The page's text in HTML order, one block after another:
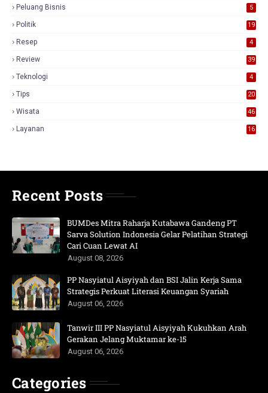
Peluang Bisnis 5
Politik 19
Resep 4
Review
39
Teknologi 4
Tips 20
Wisata 46
Layanan 16
Recent Posts
BUMDes Mitra Raharja Kutabawa Gandeng PT
Sarva Solution Indonesia Gelar Pelatihan Strategi
Cari Cuan Lewat AI
August 08, 2026
PP Nasyiatul Aisyiyah dan BSI Jalin Kerja Sama
Strategis Perkuat Literasi Keuangan Syariah
August 06, 2026
Tanwir III PP Nasyiatul Aisyiyah Kukuhkan Arah
Gerakan Jelang Muktamar ke-15
August 06, 2026
Categories